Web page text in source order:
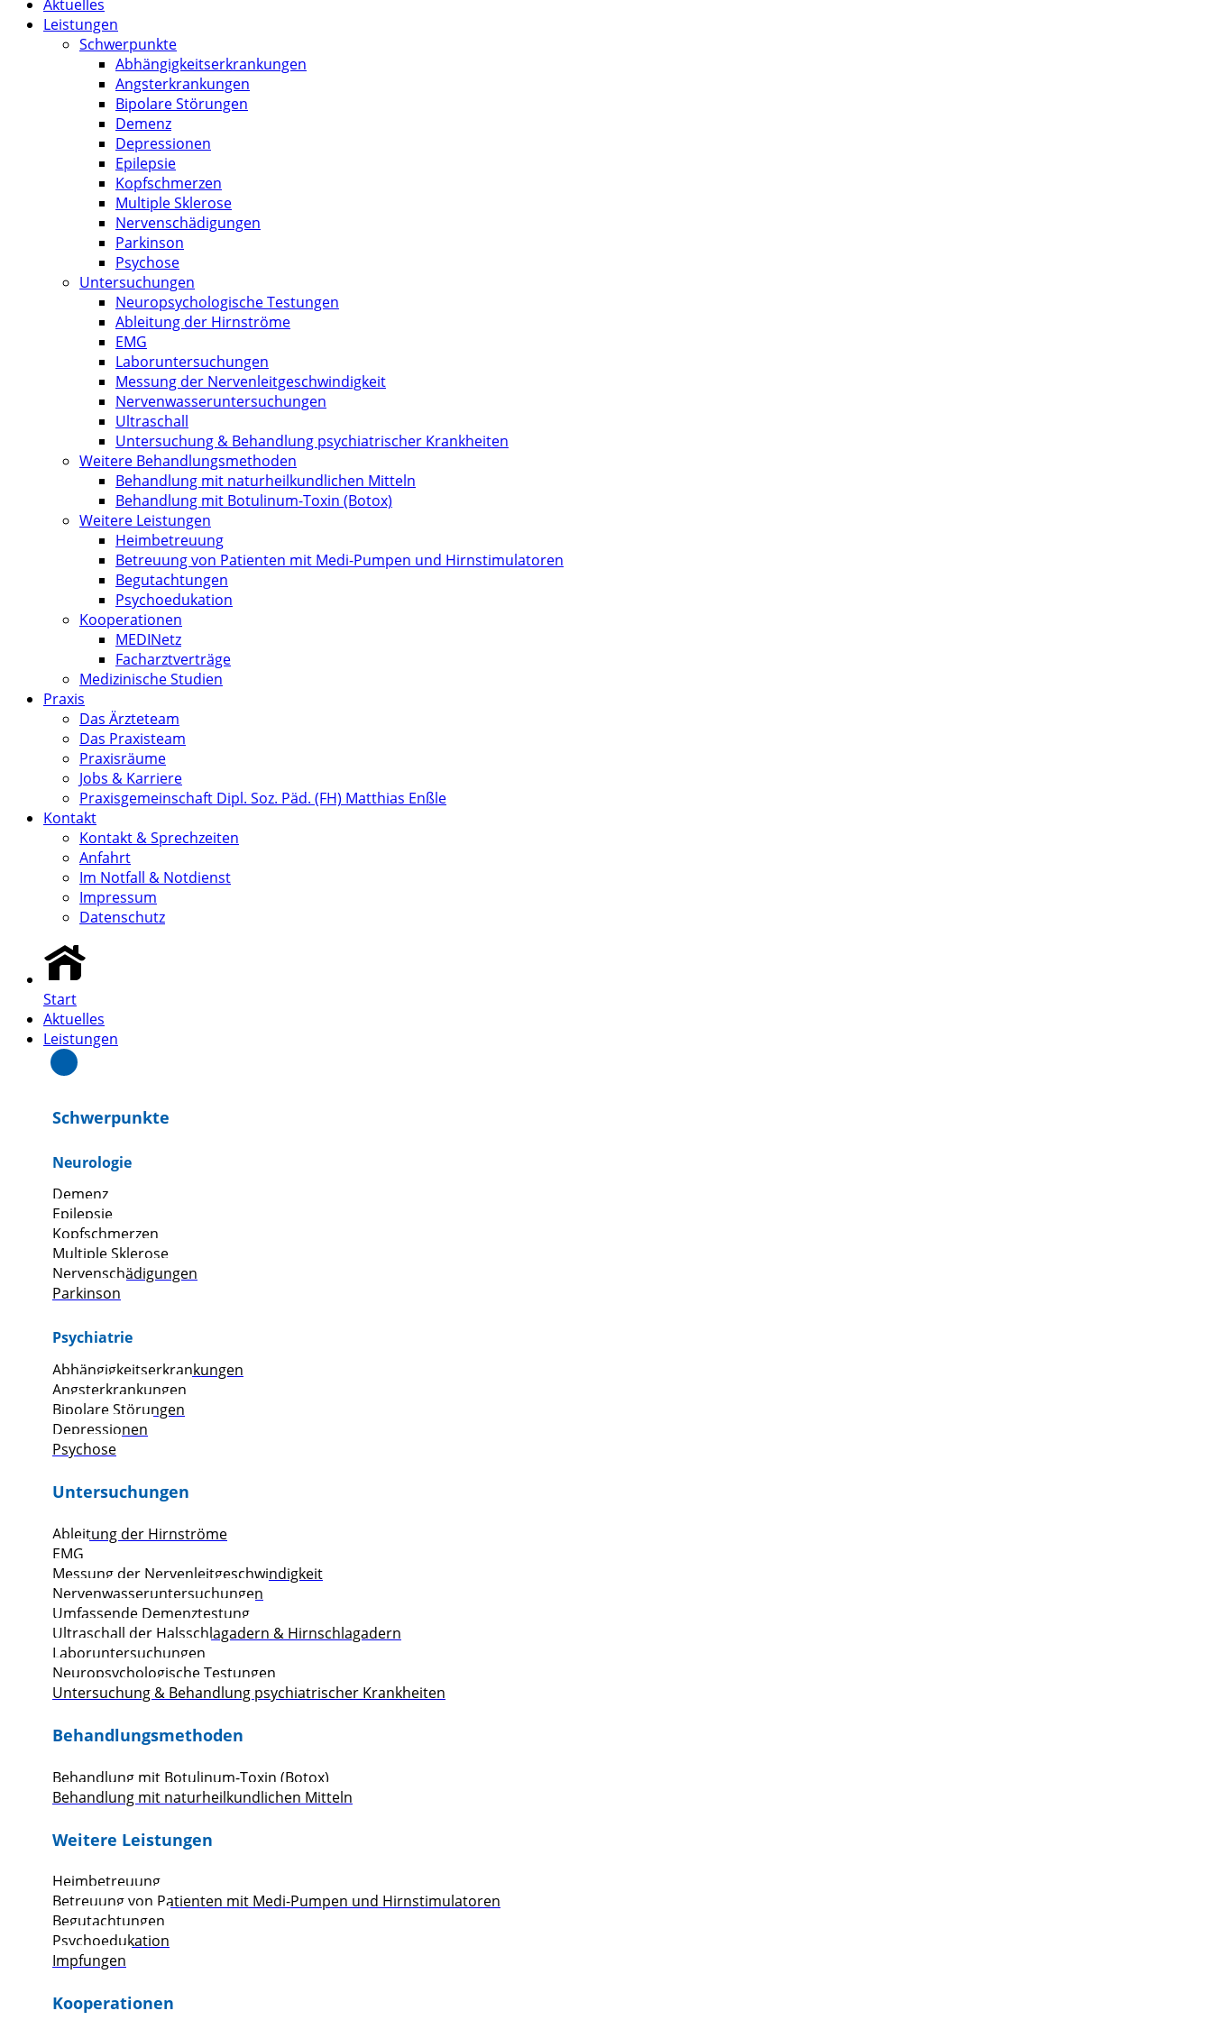
Aktuelles
Leistungen
Schwerpunkte
Abhängigkeitserkrankungen
Angsterkrankungen
Bipolare Störungen
Demenz
Depressionen
Epilepsie
Kopfschmerzen
Multiple Sklerose
Nervenschädigungen
Parkinson
Psychose
Untersuchungen
Neuropsychologische Testungen
Ableitung der Hirnströme
EMG
Laboruntersuchungen
Messung der Nervenleitgeschwindigkeit
Nervenwasseruntersuchungen
Ultraschall
Untersuchung & Behandlung psychiatrischer Krankheiten
Weitere Behandlungsmethoden
Behandlung mit naturheilkundlichen Mitteln
Behandlung mit Botulinum-Toxin (Botox)
Weitere Leistungen
Heimbetreuung
Betreuung von Patienten mit Medi-Pumpen und Hirnstimulatoren
Begutachtungen
Psychoedukation
Kooperationen
MEDINetz
Facharztverträge
Medizinische Studien
Praxis
Das Ärzteteam
Das Praxisteam
Praxisräume
Jobs & Karriere
Praxisgemeinschaft Dipl. Soz. Päd. (FH) Matthias Enßle
Kontakt
Kontakt & Sprechzeiten
Anfahrt
Im Notfall & Notdienst
Impressum
Datenschutz
Start
Aktuelles
Leistungen
Schwerpunkte
Neurologie
Demenz
Epilepsie
Kopfschmerzen
Multiple Sklerose
Nervenschädigungen
Parkinson
Psychiatrie
Abhängigkeitserkrankungen
Angsterkrankungen
Bipolare Störungen
Depressionen
Psychose
Untersuchungen
Ableitung der Hirnströme
EMG
Messung der Nervenleitgeschwindigkeit
Nervenwasseruntersuchungen
Umfassende Demenztestung
Ultraschall der Halsschlagadern & Hirnschlagadern
Laboruntersuchungen
Neuropsychologische Testungen
Untersuchung & Behandlung psychiatrischer Krankheiten
Behandlungsmethoden
Behandlung mit Botulinum-Toxin (Botox)
Behandlung mit naturheilkundlichen Mitteln
Weitere Leistungen
Heimbetreuung
Betreuung von Patienten mit Medi-Pumpen und Hirnstimulatoren
Begutachtungen
Psychoedukation
Impfungen
Kooperationen